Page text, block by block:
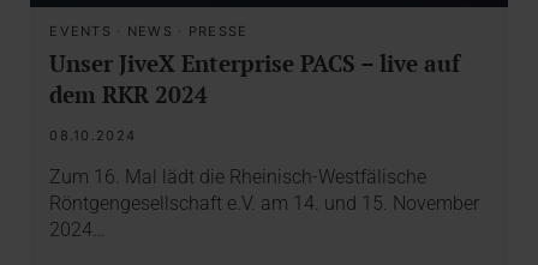
EVENTS · NEWS · PRESSE
Unser JiveX Enterprise PACS – live auf
dem RKR 2024
08.10.2024
Zum 16. Mal lädt die Rheinisch-Westfälische
Röntgengesellschaft e.V. am 14. und 15. November
2024…